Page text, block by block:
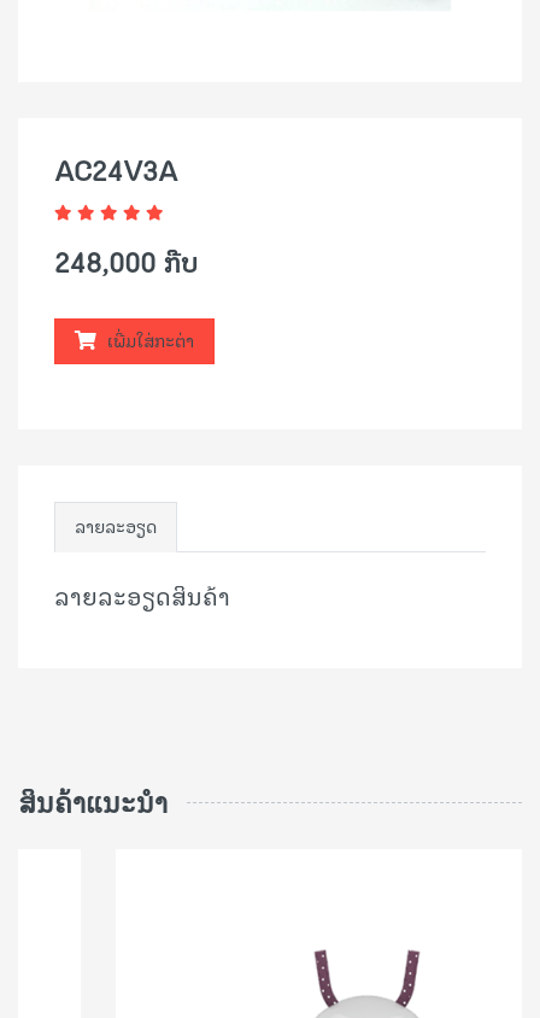
AC24V3A
248,000 ກີບ
ເພີ່ມໃສ່ກະຕ່າ
ລາຍລະອຽດ
ລາຍລະອຽດສິນຄ້າ
ສິນຄ້າແນະນຳ